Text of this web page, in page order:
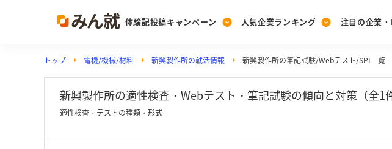
体験記投稿キャンペーン
Post
投稿する
[27卒] 本選考
人気企業ランキング
Ranking
ランキングを見る
みんなのDX企
Vote
注目の企業
PickUp
注目の企業特集
注目の企業特集
トップ 電機/機械/材料 新興製作所の就活情報 新興製作所の筆記試験/Webテスト/SPI一覧
新興製作所の適性検査・Webテスト・筆記試験の傾向と対策（全1
適性検査・テストの種類・形式